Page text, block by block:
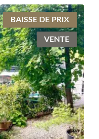
BAISSE DE PRIX
VENTE